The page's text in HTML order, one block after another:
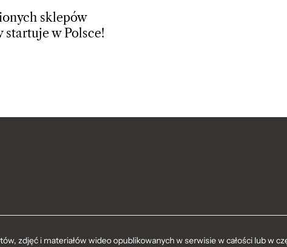
sklepów
startuje w Polsce!
zdjęć i materiałów wideo opublikowanych w serwisie w całości lub w